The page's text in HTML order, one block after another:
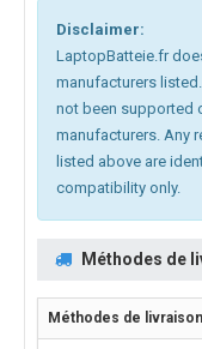
Disclaimer:
LaptopBatteie.fr
manufacturers
not been supported
manufacturers. Any
listed above are
compatibility only.
Méthodes de